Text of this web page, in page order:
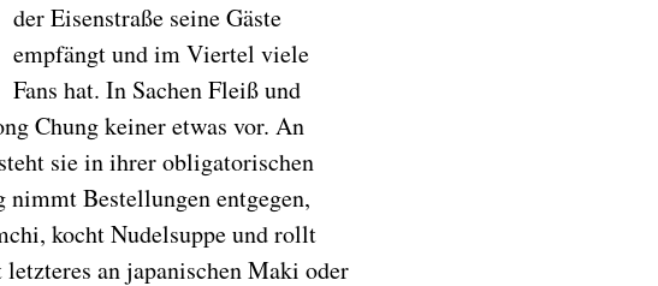
der Eisenstraße seine Gäste
empfängt und im Viertel viele
Fans hat. In Sachen Fleiß und
Chung keiner etwas vor. An
sie in ihrer obligatorischen
nimmt Bestellungen entgegen,
kocht Nudelsuppe und rollt
an japanischen Maki oder